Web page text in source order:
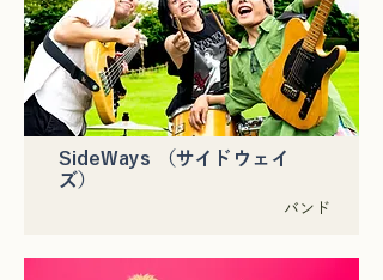
SideWays （サイドウェイ
ズ）
バンド